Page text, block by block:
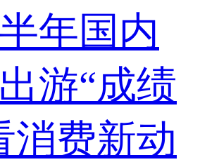
年国内
游“成绩
消费新动